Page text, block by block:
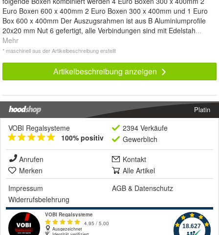
Euro Boxen 600 x 400mm 2 Euro Boxen 300 x 400mm und 1 Euro
Box 600 x 400mm Der Auszugsrahmen ist aus B Aluminiumprofile
20x20 mm Nut 6 gefertigt, alle Verbindungen sind mit Edelstah...
Mehr
* maschinell aus der Artikelbeschreibung erstellt
Artikelbeschreibung anzeigen
Platin
VOBI Regalsysteme
100% positiv
2394 Verkäufe
Gewerblich
Anrufen
Kontakt
Merken
Alle Artikel
Impressum
AGB & Datenschutz
Widerrufsbelehrung